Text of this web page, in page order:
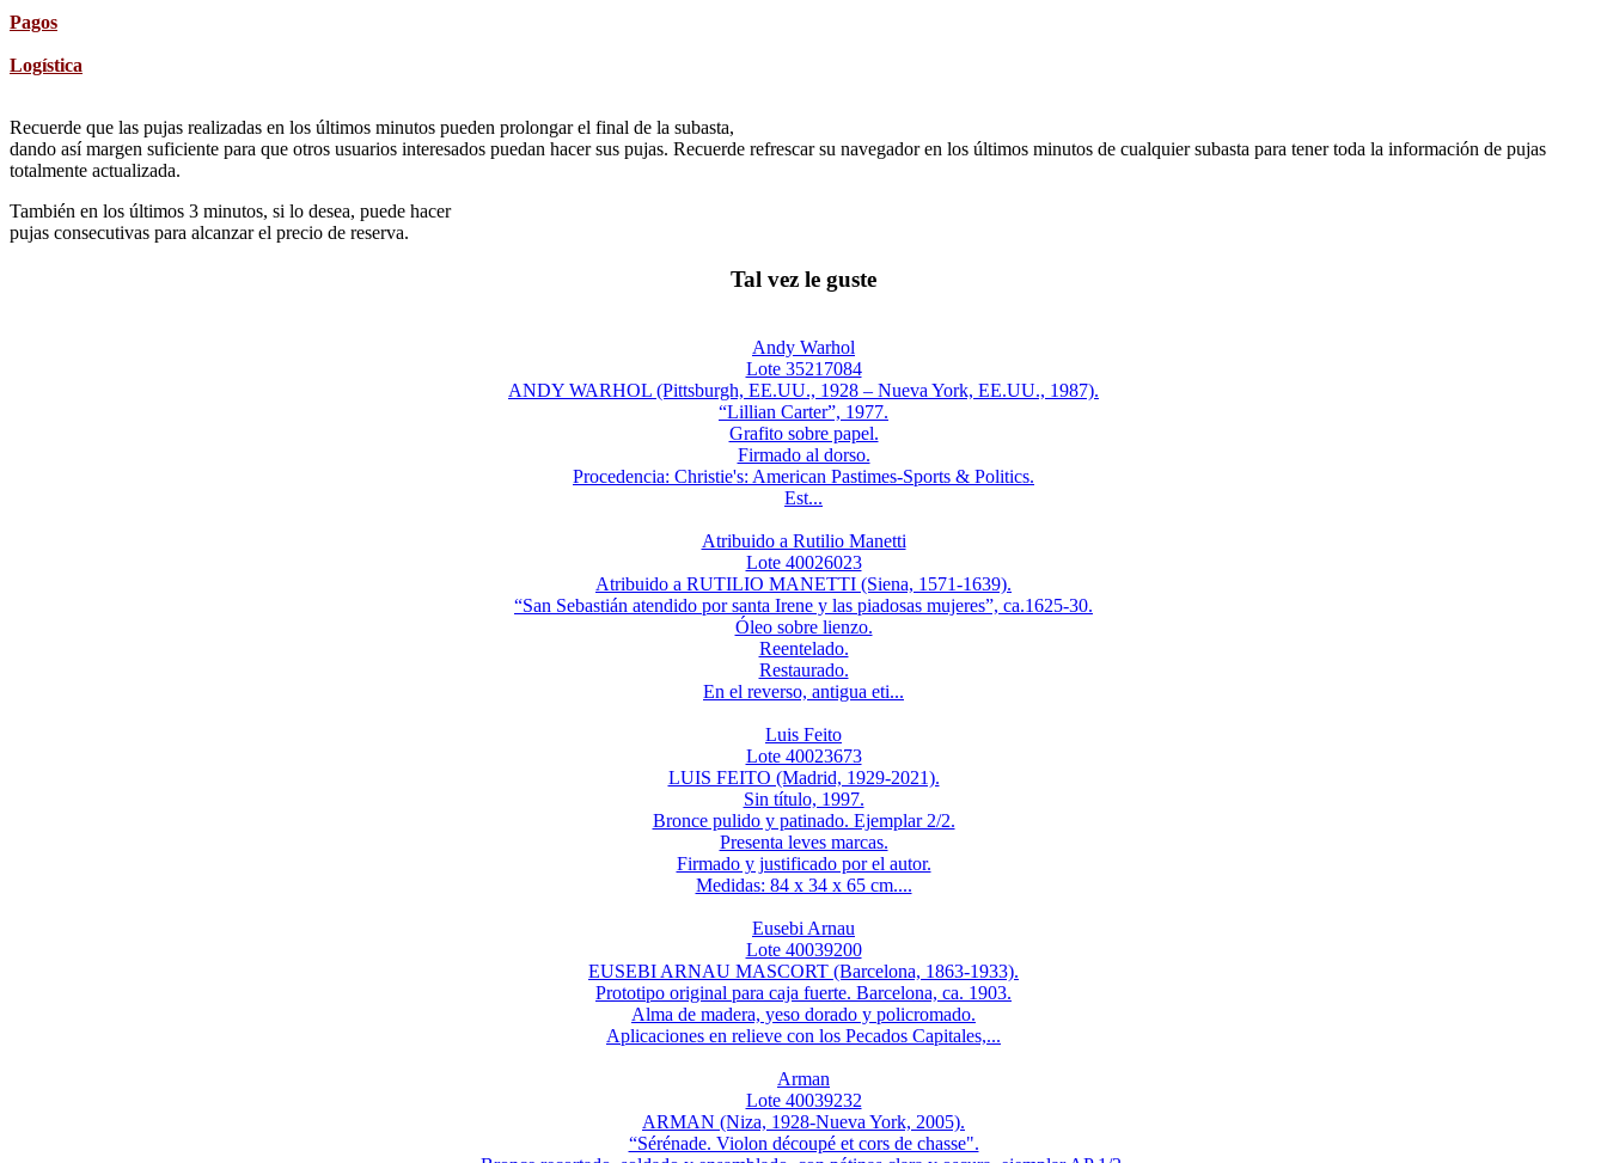
Pagos
Logística
Recuerde que las pujas realizadas en los últimos minutos pueden prolongar el final de la subasta,
dando así margen suficiente para que otros usuarios interesados puedan hacer sus pujas. Recuerde refrescar su navegador en los últimos minutos de cualquier subasta para tener toda la información de pujas
totalmente actualizada.
También en los últimos 3 minutos, si lo desea, puede hacer
pujas consecutivas para alcanzar el precio de reserva.
Tal vez le guste
Andy Warhol
Lote 35217084
ANDY WARHOL (Pittsburgh, EE.UU., 1928 – Nueva York, EE.UU., 1987).
“Lillian Carter”, 1977.
Grafito sobre papel.
Firmado al dorso.
Procedencia: Christie's: American Pastimes-Sports & Politics.
Est...
Atribuido a Rutilio Manetti
Lote 40026023
Atribuido a RUTILIO MANETTI (Siena, 1571-1639).
“San Sebastián atendido por santa Irene y las piadosas mujeres”, ca.1625-30.
Óleo sobre lienzo.
Reentelado.
Restaurado.
En el reverso, antigua eti...
Luis Feito
Lote 40023673
LUIS FEITO (Madrid, 1929-2021).
Sin título, 1997.
Bronce pulido y patinado. Ejemplar 2/2.
Presenta leves marcas.
Firmado y justificado por el autor.
Medidas: 84 x 34 x 65 cm....
Eusebi Arnau
Lote 40039200
EUSEBI ARNAU MASCORT (Barcelona, 1863-1933).
Prototipo original para caja fuerte. Barcelona, ca. 1903.
Alma de madera, yeso dorado y policromado.
Aplicaciones en relieve con los Pecados Capitales,...
Arman
Lote 40039232
ARMAN (Niza, 1928-Nueva York, 2005).
“Sérénade. Violon découpé et cors de chasse".